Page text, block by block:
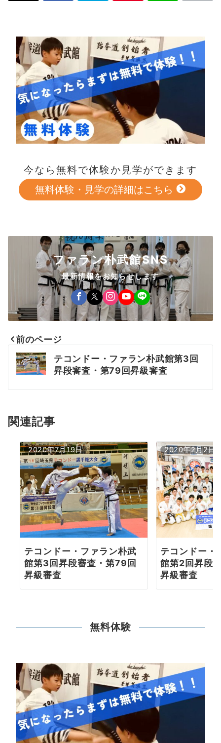
今なら無料で体験か見学ができます
無料体験・見学の詳細はこちら
ファラン朴武館SNS
最新情報をお知らせします
投
稿
ナ
ゲ
ー
シ
ョ
ン
前のページ
テコンドー・ファラン朴武館第3回
昇段審査・第79回昇級審査
関連記事
2020年7月19日
テコンドー・ファラン朴武
館第3回昇段審査・第79回
昇級審査
2020年2月2日
テコンドー・
館第2回昇段
昇級審査
無料体験